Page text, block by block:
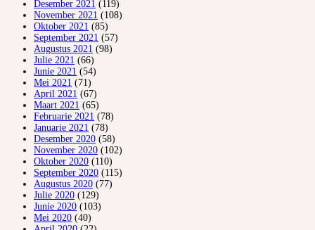
Desember 2021 (119)
November 2021 (108)
Oktober 2021 (85)
September 2021 (57)
Augustus 2021 (98)
Julie 2021 (66)
Junie 2021 (54)
Mei 2021 (71)
April 2021 (67)
Maart 2021 (65)
Februarie 2021 (78)
Januarie 2021 (78)
Desember 2020 (58)
November 2020 (102)
Oktober 2020 (110)
September 2020 (115)
Augustus 2020 (77)
Julie 2020 (129)
Junie 2020 (103)
Mei 2020 (40)